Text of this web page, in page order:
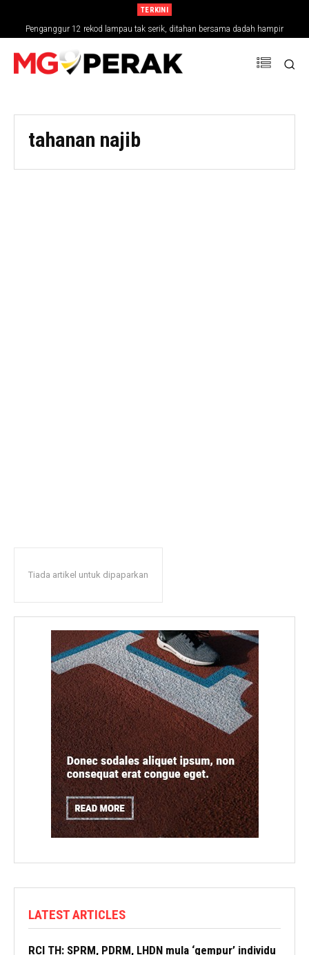
TERKINI
Penganggur 12 rekod lampau tak serik, ditahan bersama dadah hampir
RM30,000
tahanan najib
Tiada artikel untuk dipaparkan
LATEST ARTICLES
RCI TH: SPRM, PDRM, LHDN mula ‘gempur’ individu